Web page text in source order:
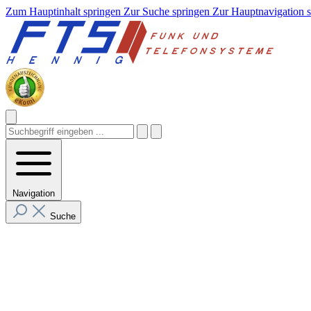
Zum Hauptinhalt springen Zur Suche springen Zur Hauptnavigation
Navigation
Suche